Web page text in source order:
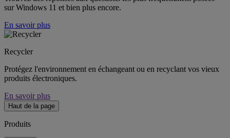
sur Windows 11 et bien plus encore.
En savoir plus
Recycler
Protégez l'environnement en échangeant ou en recyclant vos vieux
produits électroniques.
En savoir plus
Haut de la page
Produits